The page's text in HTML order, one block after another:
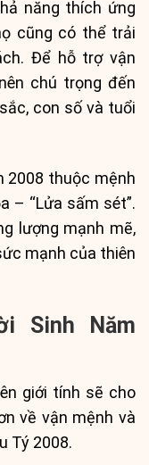
năng thích ứng
cũng có thể trải
Để hỗ trợ vận
chú trọng đến
con số và tuổi
2008 thuộc mệnh
– “Lửa sấm sét”.
lượng mạnh mẽ,
mạnh của thiên
Sinh Năm
giới tính sẽ cho
về vận mệnh và
Tý 2008.